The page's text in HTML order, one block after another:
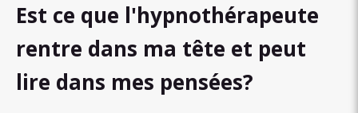
Est ce que l'hypnothérapeute
rentre dans ma tête et peut
lire dans mes pensées?